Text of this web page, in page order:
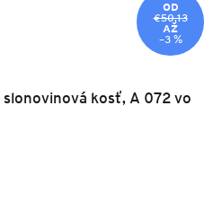
OD
€50,13
AŽ
–3 %
slonovinová kosť, A 072 vo